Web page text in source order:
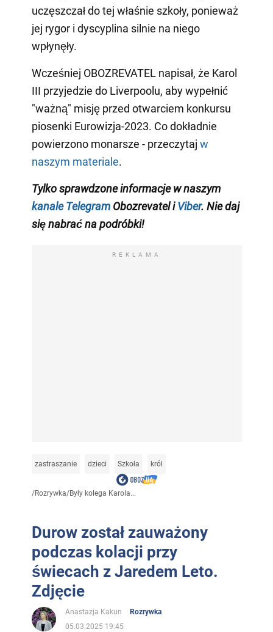
uczęszczał do tej właśnie szkoły, ponieważ
jej rygor i dyscyplina silnie na niego
wpłynęły.
Wcześniej OBOZREVATEL napisał, że Karol
III przyjedzie do Liverpoolu, aby wypełnić
"ważną" misję przed otwarciem konkursu
piosenki Eurowizja-2023. Co dokładnie
powierzono monarsze - przeczytaj w
naszym materiale.
Tylko sprawdzone informacje w naszym
kanale TelegramObozrevatel iViber. Nie daj
się nabrać na podróbki!
REKLAMA
zastraszanie dzieci Szkoła król
/Rozrywka/Były kolega Karola...
Durow został zauważony
podczas kolacji przy
świecach z Jaredem Leto.
Zdjęcie
Anastazja Kakun
Rozrywka
05.03.2025 19:45